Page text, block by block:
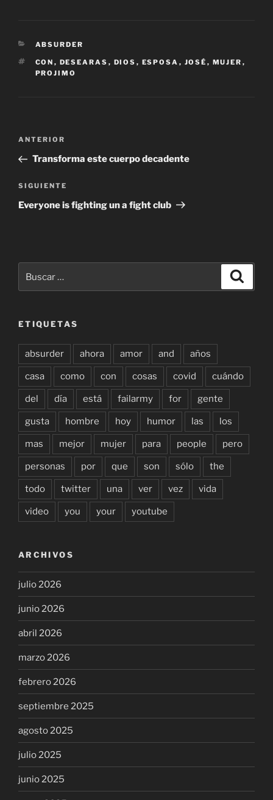
CATEGORÍAS
ABSURDER
ETIQUETAS
CON , DESEARAS , DIOS , ESPOSA , JOSÉ , MUJER ,
PROJIMO
Navegación
entradas
Entrada
anterior:
ANTERIOR
Transforma este cuerpo decadente
Siguiente
entrada
SIGUIENTE
Everyone is fighting un a fight club
por:
ETIQUETAS
absurder ahora amor and años
casa como con cosas covid cuándo
del día está failarmy for gente
gusta hombre hoy humor las los
mas mejor mujer para people pero
personas por que son sólo the
todo twitter una ver vez vida
video you your youtube
ARCHIVOS
julio 2026
junio 2026
abril 2026
marzo 2026
febrero 2026
septiembre 2025
agosto 2025
julio 2025
junio 2025